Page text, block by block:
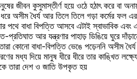
জীবন কুসুমাস্তীর্ণ হয়ে ওঠে হঠাৎ করে বা
অসীম ধৈর্য আর তিলে তিলে গড়া কর্মের ফল
পথে বাধা বিপত্তি আসবে এটাই স্বাভাবিক এবং
আর যন্ত্রণার পাহাড় ডিঙিয়ে ঘুরে
কোনো বাধা-বিপত্তি ভেঙে পড়েননি অসীম
মধ্য দিয়ে মানুষ ধীরে ধীরে তার কাঙ্খিত
তারা দেশ ও জাতি উপকৃত হয়